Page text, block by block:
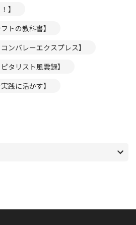
】
トの教科書】
ンバレーエクスプレス】
タリスト風雲録】
践に活かす】